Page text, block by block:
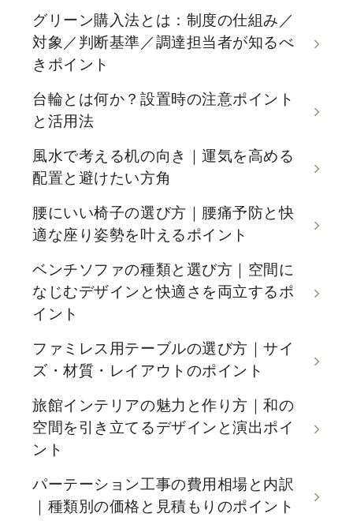
グリーン購入法とは：制度の仕組み／
対象／判断基準／調達担当者が知るべ
きポイント
台輪とは何か？設置時の注意ポイント
と活用法
風水で考える机の向き｜運気を高める
配置と避けたい方角
腰にいい椅子の選び方｜腰痛予防と快
適な座り姿勢を叶えるポイント
ベンチソファの種類と選び方｜空間に
なじむデザインと快適さを両立するポ
イント
ファミレス用テーブルの選び方｜サイ
ズ・材質・レイアウトのポイント
旅館インテリアの魅力と作り方｜和の
空間を引き立てるデザインと演出ポイ
ント
パーテーション工事の費用相場と内訳
｜種類別の価格と見積もりのポイント